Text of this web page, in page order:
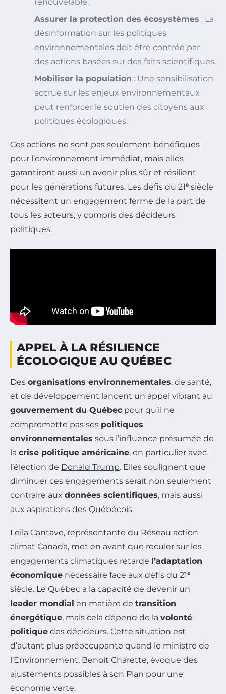
Assurer la protection des écosystèmes : La
désinformation sur les politiques
environnementales doit être contrée par
des actions basées sur des faits scientifiques.
Mobiliser la population : Une sensibilisation
accrue sur les enjeux environnementaux
peut renforcer le soutien des citoyens aux
politiques écologiques.
Ces actions ne sont pas seulement bénéfiques
pour l’environnement immédiat, mais elles
garantiront aussi un avenir plus sûr et résilient
pour les générations futures. Les défis du 21ᵉ siècle
nécessitent un engagement ferme de la part de
tous les acteurs, y compris des décideurs
politiques.
APPEL À LA RÉSILIENCE
ÉCOLOGIQUE AU QUÉBEC
Des organisations environnementales, de santé,
et de développement lancent un appel vibrant au
gouvernement du Québec pour qu’il ne
compromette pas ses politiques
environnementales sous l’influence présumée de
la crise politique américaine, en particulier avec
l’élection de Donald Trump. Elles soulignent que
diminuer ces engagements serait non seulement
contraire aux données scientifiques, mais aussi
aux aspirations des Québécois.
Leïla Cantave, représentante du Réseau action
climat Canada, met en avant que reculer sur les
engagements climatiques retarde l’adaptation
économique nécessaire face aux défis du 21ᵉ
siècle. Le Québec a la capacité de devenir un
leader mondial en matière de transition
énergétique, mais cela dépend de la volonté
politique des décideurs. Cette situation est
d’autant plus préoccupante quand le ministre de
l’Environnement, Benoit Charette, évoque des
ajustements possibles à son Plan pour une
économie verte.